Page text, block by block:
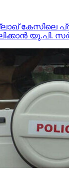
കേസിലെ
യു.പി.